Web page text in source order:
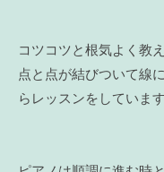
コツコツと根気よく教
点と点が結びついて線
らレッスンをしています